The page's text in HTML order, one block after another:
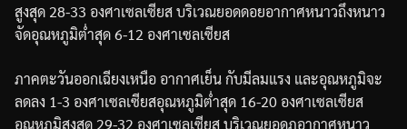
สูงสุด 28-33 องศาเซลเซียสบริเวณยอดดอยอากาศหนาวถึงหนาว
จัดอุณหภูมิต่ำสุด6-12 องศาเซลเซียส
ภาคตะวันออกเฉียงเหนืออากาศเย็นกับมีลมแรง และอุณหภูมิจะ
ลดลง 1-3 องศาเซลเซียสอุณหภูมิต่ำสุด 16-20องศาเซลเซียส
อุณหภูมิสูงสุด 29-32 องศาเซลเซียสบริเวณยอดภูอากาศหนาว